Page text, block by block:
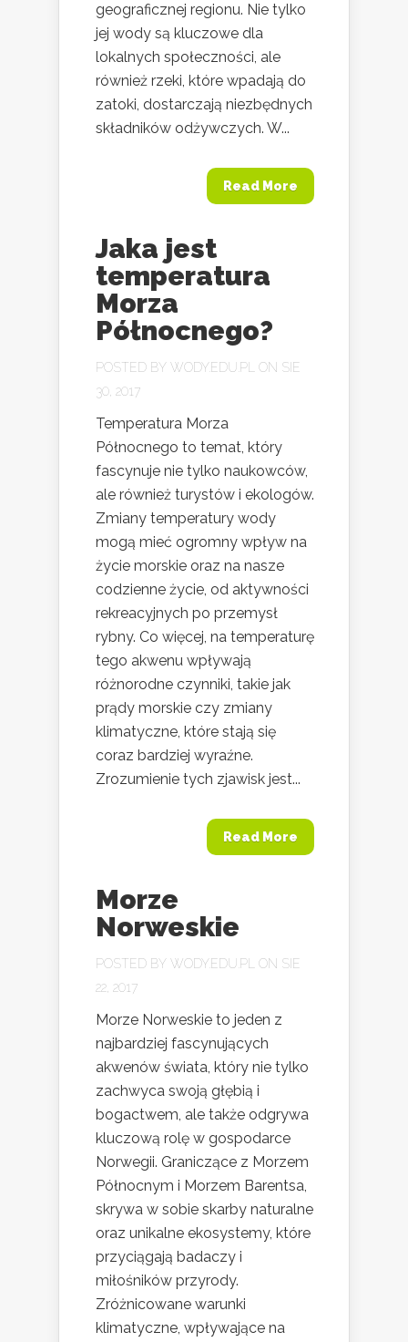
geograficznej regionu. Nie tylko
jej wody są kluczowe dla
lokalnych społeczności, ale
również rzeki, które wpadają do
zatoki, dostarczają niezbędnych
składników odżywczych. W...
Read More
Jaka jest
temperatura
Morza
Północnego?
POSTED BY WODY.EDU.PL
ON SIE
30, 2017
Temperatura Morza
Północnego to temat, który
fascynuje nie tylko naukowców,
ale również turystów i ekologów.
Zmiany temperatury wody
mogą mieć ogromny wpływ na
życie morskie oraz na nasze
codzienne życie, od aktywności
rekreacyjnych po przemysł
rybny. Co więcej, na temperaturę
tego akwenu wpływają
różnorodne czynniki, takie jak
prądy morskie czy zmiany
klimatyczne, które stają się
coraz bardziej wyraźne.
Zrozumienie tych zjawisk jest...
Read More
Morze
Norweskie
POSTED BY WODY.EDU.PL
ON SIE
22, 2017
Morze Norweskie to jeden z
najbardziej fascynujących
akwenów świata, który nie tylko
zachwyca swoją głębią i
bogactwem, ale także odgrywa
kluczową rolę w gospodarce
Norwegii. Graniczące z Morzem
Północnym i Morzem Barentsa,
skrywa w sobie skarby naturalne
oraz unikalne ekosystemy, które
przyciągają badaczy i
miłośników przyrody.
Zróżnicowane warunki
klimatyczne, wpływające na